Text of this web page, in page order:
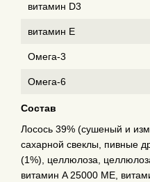
витамин D3
витамин E
Омега-3
Омега-6
Состав
Лосось 39% (сушеный и
сахарной свеклы, пивные
(1%), целлюлоза,
витамин A 25000 ME,